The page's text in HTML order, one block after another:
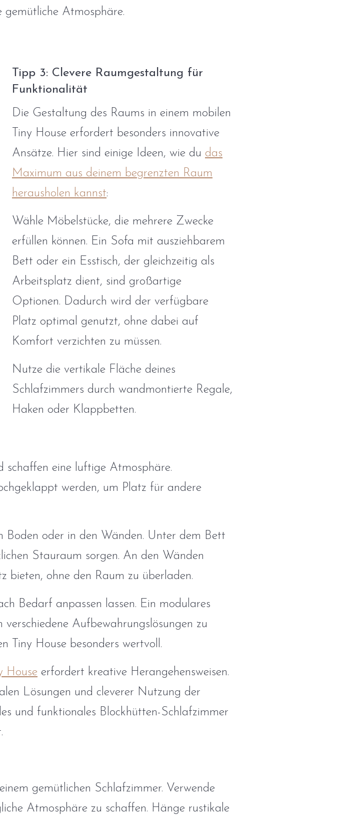
Atmosphäre.
Tipp 3: Clevere Raumgestaltung für
Funktionalität
Die Gestaltung des Raums in einem mobilen
Tiny House erfordert besonders innovative
Ansätze. Hier sind einige Ideen, wie du das
Maximum aus deinem begrenzten Raum
herausholen kannst:
Wähle Möbelstücke, die mehrere Zwecke
erfüllen können. Ein Sofa mit ausziehbarem
Bett oder ein Esstisch, der gleichzeitig als
Arbeitsplatz dient, sind großartige
Optionen. Dadurch wird der verfügbare
Platz optimal genutzt, ohne dabei auf
Komfort verzichten zu müssen.
Nutze die vertikale Fläche deines
Schlafzimmers durch wandmontierte Regale,
Haken oder Klappbetten.
schaffen eine luftige Atmosphäre.
werden, um Platz für andere
Boden oder in den Wänden. Unter dem Bett
Stauraum sorgen. An den Wänden
bieten, ohne den Raum zu überladen.
Bedarf anpassen lassen. Ein modulares
Aufbewahrungslösungen zu
Tiny House besonders wertvoll.
House erfordert kreative Herangehensweisen.
Lösungen und cleverer Nutzung der
und funktionales Blockhütten-Schlafzimmer
gemütlichen Schlafzimmer. Verwende
Atmosphäre zu schaffen. Hänge rustikale